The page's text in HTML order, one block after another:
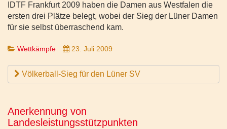
IDTF Frankfurt 2009 haben die Damen aus Westfalen die
ersten drei Plätze belegt, wobei der Sieg der Lüner Damen
für sie selbst überraschend kam.
Wettkämpfe 23. Juli 2009
Völkerball-Sieg für den Lüner SV
Anerkennung von
Landesleistungsstützpunkten